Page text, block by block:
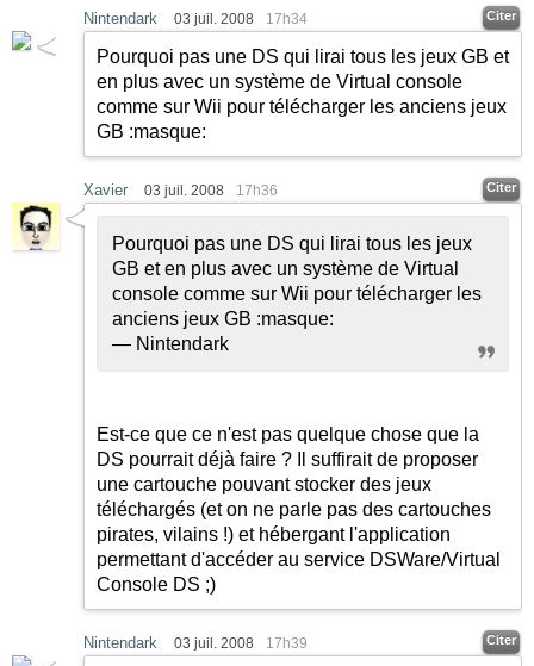
Nintendark 03 juil. 2008 17h34 Citer
Pourquoi pas une DS qui lirai tous les jeux GB et
en plus avec un système de Virtual console
comme sur Wii pour télécharger les anciens jeux
GB :masque:
Xavier 03 juil. 2008 17h36 Citer
Pourquoi pas une DS qui lirai tous les jeux
GB et en plus avec un système de Virtual
console comme sur Wii pour télécharger les
anciens jeux GB :masque:
— Nintendark
Est-ce que ce n'est pas quelque chose que la
DS pourrait déjà faire ? Il suffirait de proposer
une cartouche pouvant stocker des jeux
téléchargés (et on ne parle pas des cartouches
pirates, vilains !) et hébergant l'application
permettant d'accéder au service DSWare/Virtual
Console DS ;)
Nintendark 03 juil. 2008 17h39 Citer